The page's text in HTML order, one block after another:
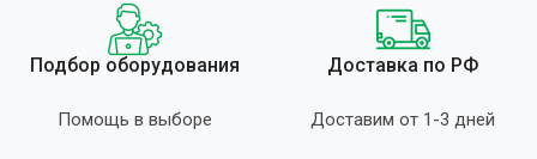
Подбор оборудования
Помощь в выборе
Доставка по РФ
Доставим от 1-3 дней